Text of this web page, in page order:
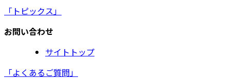
「トピックス」
お問い合わせ
サイトトップ
「よくあるご質問」